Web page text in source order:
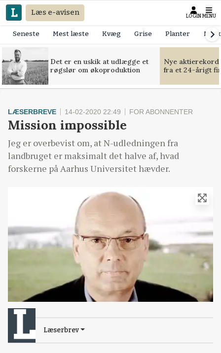
Læs e-avisen LOGIN MENU
Seneste Mest læste Kvæg Grise Planter
Det er en uskik at udlægge et
røgslør om økoproduktion
Nye
fra et 24-årigt
LÆSERBREVE 14-02-2020 22:49 FOR ABONNENTER
Mission impossible
Jeg er overbevist om, at N-udledningen fra
landbruget er maksimalt det halve af, hvad
forskerne på Aarhus Universitet hævder.
Læserbrev